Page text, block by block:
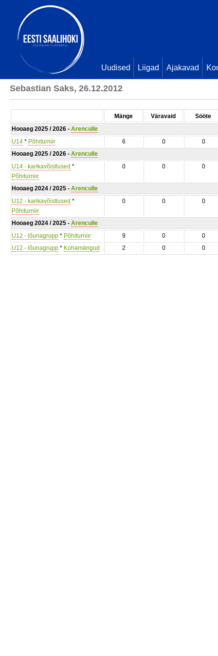
Uudised Liigad Ajakavad
Sebastian Saks, 26.12.2012
Mänge Väravaid
Sööte
Hooaeg 2025 / 2026 - Arenculle
U14 * Põhiturniir 6 0
0
Hooaeg 2025 / 2026 - Arenculle
U14 - karikavõistlused *
Põhiturniir
0 0 0
Hooaeg 2024 / 2025 - Arenculle
U12 - karikavõistlused *
Põhiturniir
0 0 0
Hooaeg 2024 / 2025 - Arenculle
U12 - lõunagrupp * Põhiturniir 9 0
0
U12 - lõunagrupp * Kohamängud 2 0 0